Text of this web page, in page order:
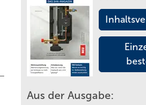
Aus der Ausgabe: